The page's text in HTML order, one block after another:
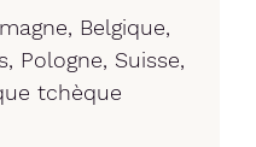
Belgique,
Pologne, Suisse,
tchèque